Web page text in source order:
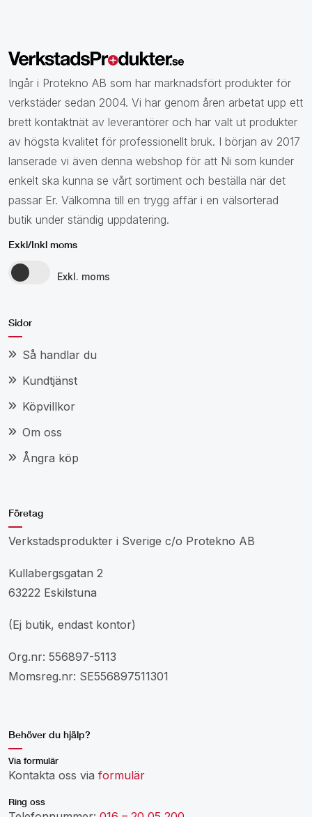
Ingår i Protekno AB som har marknadsfört produkter för
verkstäder sedan 2004. Vi har genom åren arbetat upp ett
brett kontaktnät av leverantörer och har valt ut produkter
av högsta kvalitet för professionellt bruk. I början av 2017
lanserade vi även denna webshop för att Ni som kunder
enkelt ska kunna se vårt sortiment och beställa när det
passar Er. Välkomna till en trygg affär i en välsorterad
butik under ständig uppdatering.
Exkl/Inkl moms
Exkl. moms
Sidor
Så handlar du
Kundtjänst
Köpvillkor
Om oss
Ångra köp
Företag
Verkstadsprodukter i Sverige c/o Protekno AB
Kullabergsgatan 2
63222 Eskilstuna
(Ej butik, endast kontor)
Org.nr: 556897-5113
Momsreg.nr: SE556897511301
Behöver du hjälp?
Via formulär
Kontakta oss via formulär
Ring oss